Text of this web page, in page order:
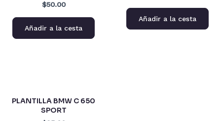
$50.00
Añadir a la cesta
Añadir a la cesta
PLANTILLA BMW C 650
SPORT